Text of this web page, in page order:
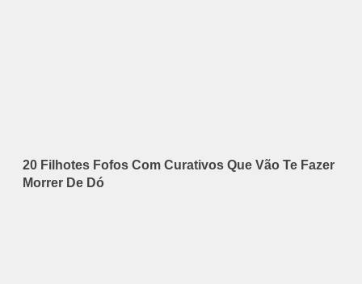
20 Filhotes Fofos Com Curativos Que Vão Te Fazer
Morrer De Dó